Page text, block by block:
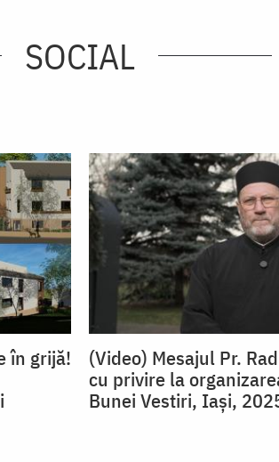
SOCIAL
în grijă!
(Video) Mesajul Pr.
cu privire la
Bunei Vestiri, Iași,